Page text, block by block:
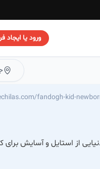
ورود یا ایجاد
از استایل و آسایش برای